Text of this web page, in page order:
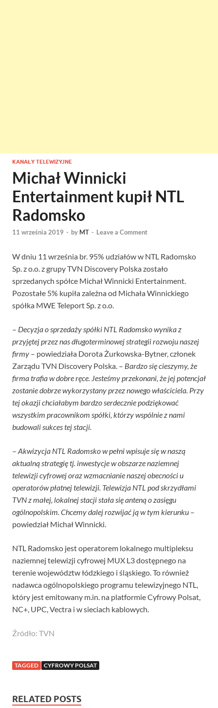
KANAŁY TELEWIZYJNE
Michał Winnicki
Entertainment kupił NTL
Radomsko
11 września 2019 - by MT - Leave a Comment
W dniu 11 września br. 95% udziałów w NTL Radomsko
Sp. z o.o. z grupy TVN Discovery Polska zostało
sprzedanych spółce Michał Winnicki Entertainment.
Pozostałe 5% kupiła zależna od Michała Winnickiego
spółka MWE Teleport Sp. z o.o.
– Decyzja o sprzedaży spółki NTL Radomsko wynika z
przyjętej przez nas długoterminowej strategii rozwoju naszej
firmy – powiedziała Dorota Żurkowska-Bytner, członek
Zarządu TVN Discovery Polska. – Bardzo się cieszymy, że
firma trafia w dobre ręce. Jesteśmy przekonani, że jej potencjał
zostanie dobrze wykorzystany przez nowego właściciela. Przy
tej okazji chciałabym bardzo serdecznie podziękować
wszystkim pracownikom spółki, którzy wspólnie z nami
budowali sukces tej stacji.
– Akwizycja NTL Radomsko w pełni wpisuje się w naszą
aktualną strategię tj. inwestycje w obszarze naziemnej
telewizji cyfrowej oraz wzmacnianie naszej obecności u
operatorów płatnej telewizji. Telewizja NTL pod skrzydłami
TVN z małej, lokalnej stacji stała się anteną o zasięgu
ogólnopolskim. Chcemy dalej rozwijać ją w tym kierunku –
powiedział Michał Winnicki.
NTL Radomsko jest operatorem lokalnego multipleksu
naziemnej telewizji cyfrowej MUX L3 dostępnego na
terenie województw łódzkiego i śląskiego. To również
nadawca ogólnopolskiego programu telewizyjnego NTL,
który jest emitowany m.in. na platformie Cyfrowy Polsat,
NC+, UPC, Vectra i w sieciach kablowych.
Źródło: TVN
TAGGED CYFROWY POLSAT
RELATED POSTS